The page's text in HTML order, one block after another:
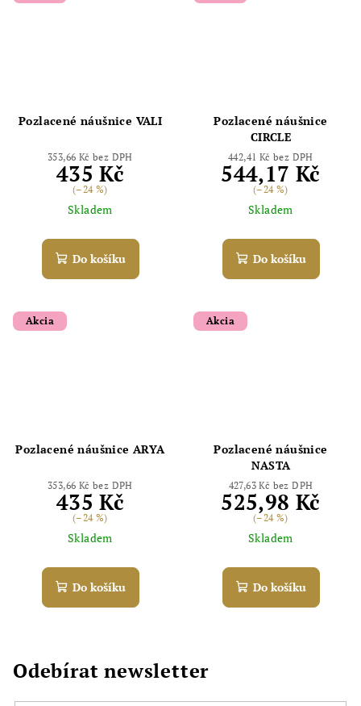
Pozlacené náušnice VALI
353,66 Kč bez DPH
435 Kč
(–24 %)
Skladem
Do košíku
Pozlacené náušnice
CIRCLE
442,41 Kč bez DPH
544,17 Kč
(–24 %)
Skladem
Do košíku
Akcia
Pozlacené náušnice ARYA
353,66 Kč bez DPH
435 Kč
(–24 %)
Skladem
Do košíku
Akcia
Pozlacené náušnice
NASTA
427,63 Kč bez DPH
525,98 Kč
(–24 %)
Skladem
Do košíku
Odebírat newsletter